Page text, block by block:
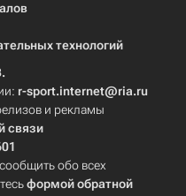
технологий
r-sport.internet@ria.ru
и рекламы
связи
обо всех
формой обратной